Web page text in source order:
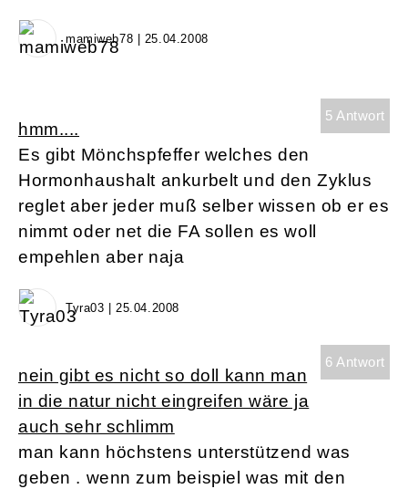
mamiweb78 | 25.04.2008
5 Antwort
hmm....
Es gibt Mönchspfeffer welches den
Hormonhaushalt ankurbelt und den Zyklus
reglet aber jeder muß selber wissen ob er es
nimmt oder net die FA sollen es woll
empehlen aber naja
Tyra03 | 25.04.2008
6 Antwort
nein gibt es nicht so doll kann man
in die natur nicht eingreifen wäre ja
auch sehr schlimm
man kann höchstens unterstützend was
geben . wenn zum beispiel was mit den